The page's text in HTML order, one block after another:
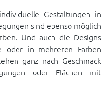
Gestaltungen in
sind ebenso möglich
Und auch die Designs
oder in mehreren Farben
ganz nach Geschmack
oder Flächen mit